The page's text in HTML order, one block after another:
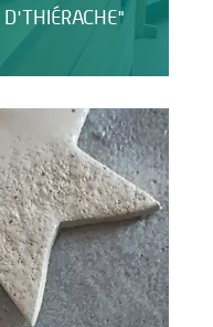
D'THIÉRACHE"